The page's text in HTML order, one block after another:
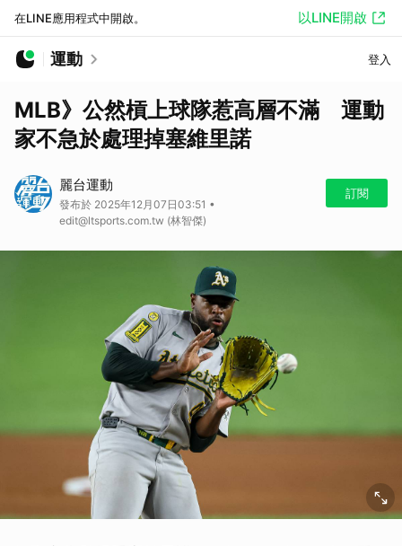
在LINE應用程式中開啟。 以LINE開啟
運動 登入
MLB》公然槓上球隊惹高層不滿 運動
家不急於處理掉塞維里諾
麗台運動
發布於 2025年12月07日03:51 •
edit@ltsports.com.tw (林智傑)
訂閱